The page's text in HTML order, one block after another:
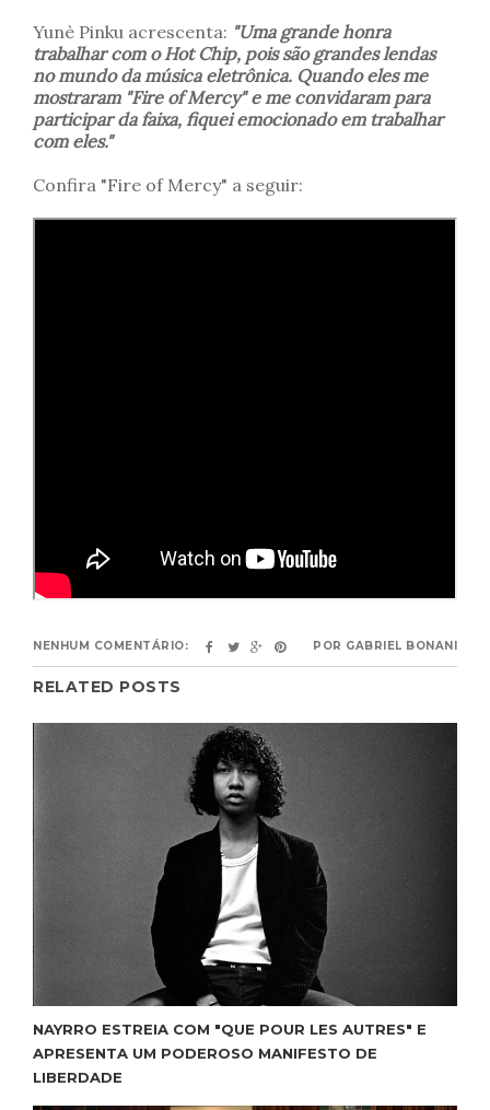
Yunè Pinku acrescenta: "Uma grande honra
trabalhar com o Hot Chip, pois são grandes lendas
no mundo da música eletrônica. Quando eles me
mostraram "Fire of Mercy" e me convidaram para
participar da faixa, fiquei emocionado em trabalhar
com eles."
Confira "Fire of Mercy" a seguir:
NENHUM COMENTÁRIO: POR GABRIEL BONANI
RELATED POSTS
NAYRRO ESTREIA COM "QUE POUR LES AUTRES" E
APRESENTA UM PODEROSO MANIFESTO DE
LIBERDADE